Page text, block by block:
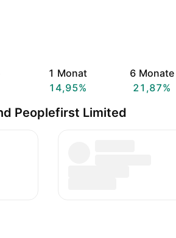
1 Monat
14,95%
6 Monate
21,87%
Peoplefirst Limited